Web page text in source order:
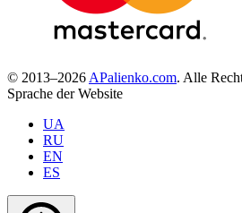
© 2013–2026 APalienko.com. Alle
Sprache der Website
UA
RU
EN
ES